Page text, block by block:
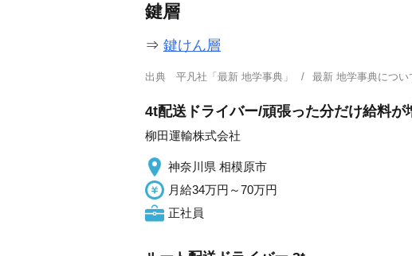
鍵層
⇒ 鍵けん層
出典 平凡社「最新 地学事典」 最新 地学事典につ
4t配送ドライバー/頑張った分だけ給料
柳田運輸株式会社
神奈川県 相模原市
月給34万円～70万円
正社員